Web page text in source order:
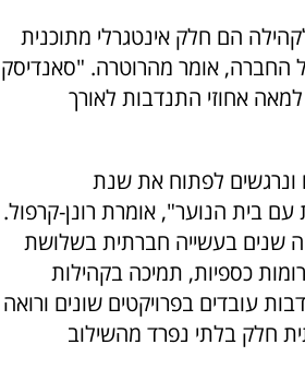
הם חלק אינטגרלי מתוכנית
אומר מהרוטרה. "סאנדיסק
אחוזי התנדבות לאורך
ונרגשים לפתוח את שנת
בית הנוער", אומרת רונן-קרפול.
שנים בעשייה חברתית בשלושת
כספיות, תמיכה בקהילות
עובדים בפרויקטים שונים ורואה
חלק בלתי נפרד מהשילוב